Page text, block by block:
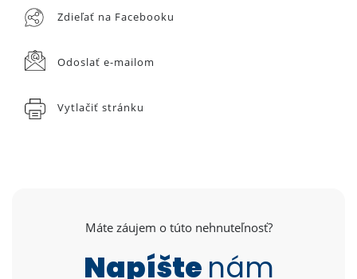
Zdieľať na Facebooku
Odoslať e-mailom
Vytlačiť stránku
Máte záujem o túto nehnuteľnosť?
Napíšte nám